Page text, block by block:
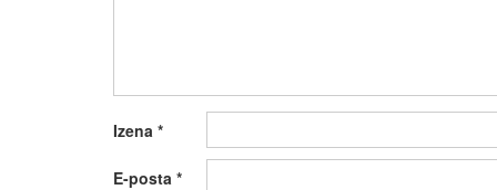
Izena *
E-posta *